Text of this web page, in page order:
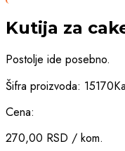
Kutija za
Postolje ide posebno.
Šifra proizvoda: 15170
Cena:
270,00 RSD / kom.